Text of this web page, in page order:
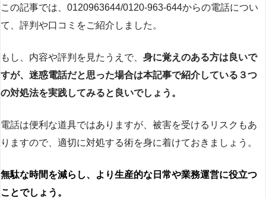
この記事では、0120963644/0120-963-644からの電話につい
て、評判や口コミをご紹介しました。
もし、内容や評判を見たうえで、 身に覚えのある方は良いで
すが、迷惑電話だと思った場合は本記事で紹介している３つ
の対処法を実践してみると良いでしょう。
電話は便利な道具ではありますが、被害を受けるリスクもあ
りますので、適切に対処する術を身に着けておきましょう。
無駄な時間を減らし、より生産的な日常や業務運営に役立つ
ことでしょう。